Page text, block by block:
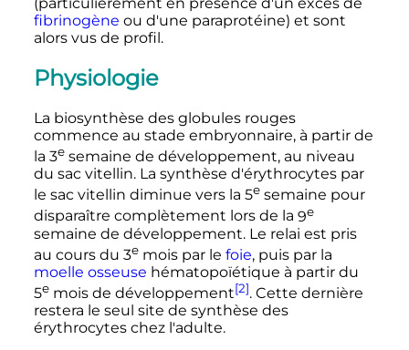
fibrinogène ou d'une paraprotéine) et sont
alors vus de profil.
Physiologie
La biosynthèse des globules rouges
commence au stade embryonnaire, à partir de
la 3e semaine de développement, au niveau
du sac vitellin. La synthèse d'érythrocytes par
le sac vitellin diminue vers la 5e semaine pour
disparaître complètement lors de la 9e
semaine de développement. Le relai est pris
au cours du 3e moispar le foie, puis par la
moelle osseuse hématopoïétique à partir du
5e moisde développement[2]. Cette dernière
restera le seul site de synthèse des
érythrocytes chez l'adulte.